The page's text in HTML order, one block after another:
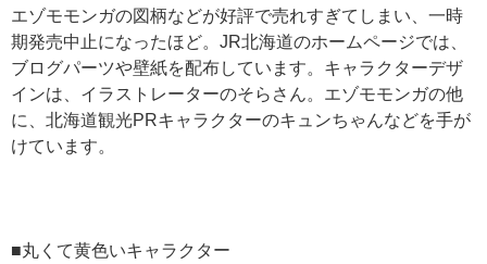
エゾモモンガの図柄などが好評で売れすぎてしまい、一時
期発売中止になったほど。JR北海道のホームページでは、
ブログパーツや壁紙を配布しています。キャラクターデザ
インは、イラストレーターのそらさん。エゾモモンガの他
に、北海道観光PRキャラクターのキュンちゃんなどを手が
けています。
■丸くて黄色いキャラクター